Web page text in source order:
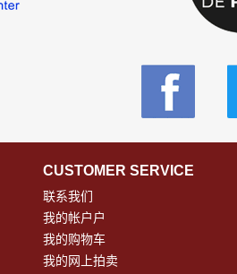
CUSTOMER SERVICE
联系我们
我的帐户户
我的购物车
我的网上拍卖